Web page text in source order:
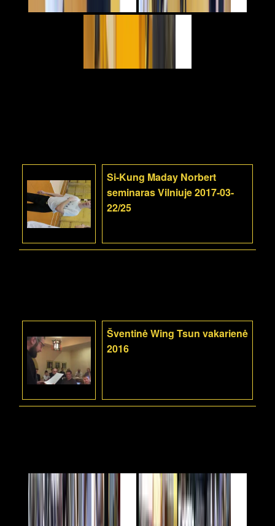
Si-Kung Maday Norbert
seminaras Vilniuje 2017-03-
22/25
Šventinė Wing Tsun vakarienė
2016